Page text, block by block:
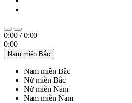
0:00 /0:00
0:00
Nam miền Bắc
Nam miền Bắc
Nữ miền Bắc
Nữ miền Nam
Nam miền Nam